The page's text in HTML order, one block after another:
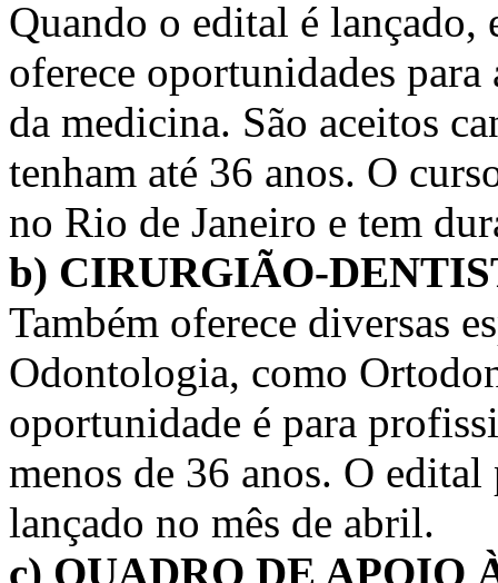
Quando o edital é lançado,
oferece oportunidades para
da medicina. São aceitos
tenham até 36 anos. O
no Rio de Janeiro e tem
b) CIRURGIÃO-
Também oferece diversas
Odontologia, como
oportunidade é para
menos de 36 anos. O edital
lançado no mês de abril.
c) QUADRO DE APOIO